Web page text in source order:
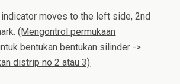
moves to the left side, 2nd
(Mengontrolpermukaan
bentukan bentukan silinder ->
distrip no 2 atau 3)